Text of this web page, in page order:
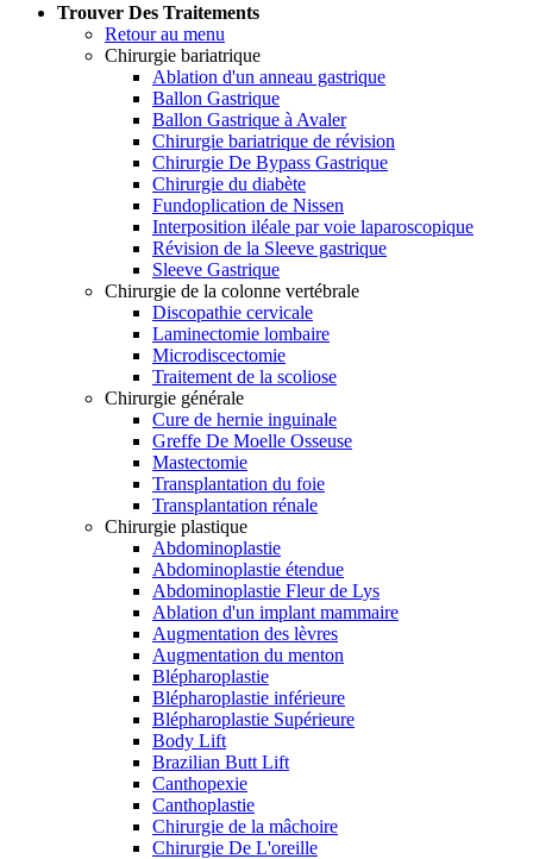
Trouver Des Traitements
Retour au menu
Chirurgie bariatrique
Ablation d'un anneau gastrique
Ballon Gastrique
Ballon Gastrique à Avaler
Chirurgie bariatrique de révision
Chirurgie De Bypass Gastrique
Chirurgie du diabète
Fundoplication de Nissen
Interposition iléale par voie laparoscopique
Révision de la Sleeve gastrique
Sleeve Gastrique
Chirurgie de la colonne vertébrale
Discopathie cervicale
Laminectomie lombaire
Microdiscectomie
Traitement de la scoliose
Chirurgie générale
Cure de hernie inguinale
Greffe De Moelle Osseuse
Mastectomie
Transplantation du foie
Transplantation rénale
Chirurgie plastique
Abdominoplastie
Abdominoplastie étendue
Abdominoplastie Fleur de Lys
Ablation d'un implant mammaire
Augmentation des lèvres
Augmentation du menton
Blépharoplastie
Blépharoplastie inférieure
Blépharoplastie Supérieure
Body Lift
Brazilian Butt Lift
Canthopexie
Canthoplastie
Chirurgie de la mâchoire
Chirurgie De L'oreille